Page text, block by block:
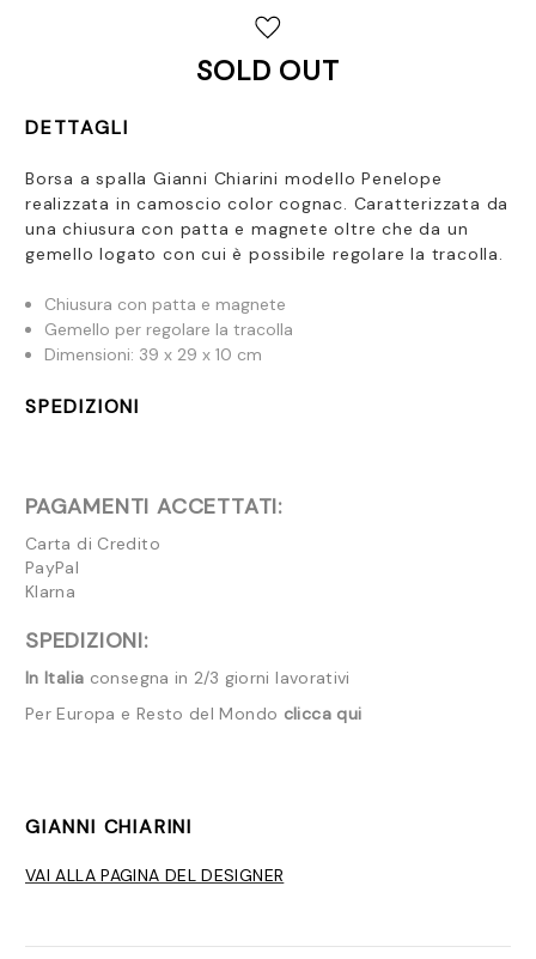
SOLD OUT
DETTAGLI
Borsa a spalla Gianni Chiarini modello Penelope
realizzata in camoscio color cognac. Caratterizzata da
una chiusura con patta e magnete oltre che da un
gemello logato con cui è possibile regolare la tracolla.
Chiusura con patta e magnete
Gemello per regolare la tracolla
Dimensioni: 39 x 29 x 10 cm
SPEDIZIONI
PAGAMENTI ACCETTATI:
Carta di Credito
PayPal
Klarna
SPEDIZIONI:
In Italia consegna in 2/3 giorni lavorativi
Per Europa e Resto del Mondo clicca qui
GIANNI CHIARINI
VAI ALLA PAGINA DEL DESIGNER